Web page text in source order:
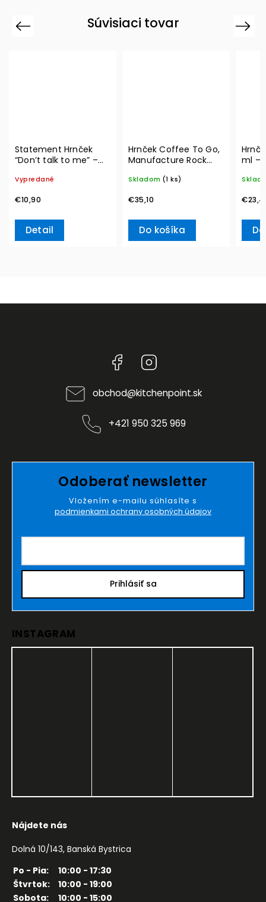
Súvisiaci tovar
Previous
Statement Hrnček
“Don’t talk to me” –
Vypredané
€10,90
Detail
Hrnček Coffee To Go,
Manufacture Rock
Boch
Skladom (1 ks)
€35,10
Do košíka
ml –
Next
Facebook
obchod@kitchenpoint.sk
+421 950 325 969
Odoberať newsletter
Vložením e-mailu súhlasíte s
podmienkami ochrany osobných údajov
Prihlásiť sa
INSTAGRAM
Nájdete nás
Dolná 10/143, Banská Bystrica
Po - Pia:
10:00 - 17:30
Štvrtok:
10:00 - 19:00
Sobota:
10:00 - 15:00